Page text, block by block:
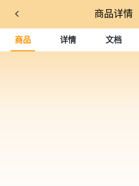
商品详情
商品 详情 文档